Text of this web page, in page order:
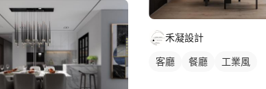
禾凝設計
客廳 餐廳 工業風